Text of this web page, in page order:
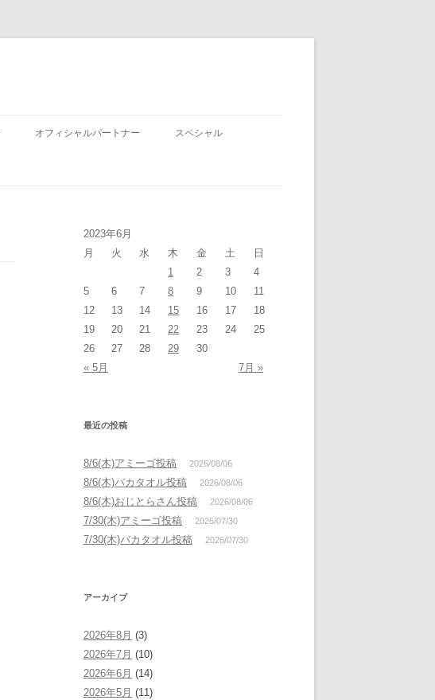
オフィシャルパートナー スペシャル
2023年6月
月
火 水 木 金 土
日
1
2 3
4
5
6 7 8 9 10
11
12
13 14 15 16 17
18
19
20 21 22 23 24
25
26
27 28 29
30
« 5月
7月 »
最近の投稿
8/6(木)アミーゴ投稿 2026/08/06
8/6(木)バカタオル投稿 2026/08/06
8/6(木)おじとらさん投稿 2026/08/06
7/30(木)アミーゴ投稿 2026/07/30
7/30(木)バカタオル投稿 2026/07/30
アーカイブ
2026年8月 (3)
2026年7月 (10)
2026年6月 (14)
2026年5月 (11)